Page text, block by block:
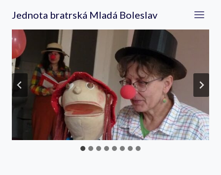
obsah
Jednota bratrská Mladá Boleslav